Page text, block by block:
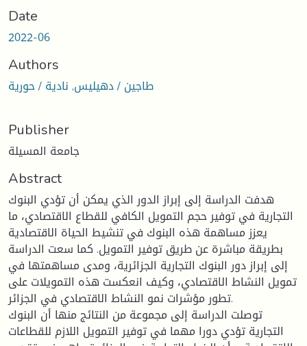
Date
2022-06
Authors
طاجين / دهيليس, نادية / حورية
Publisher
جامعة المسيلة
Abstract
هدفت الدراسة إلى إبراز الدور الذي يمكن أن تؤدي البنوك
التجارية في توفير حجم التمويل الكافي للقطاع الاقتصادي، ما
يعزز مساهمة هذه البنوك في تنشيط الحياة الاقتصادية
بطريقة مباشرة عن طريق توفير التمويل. كما سعت الدراسة
إلى إبراز دور البنوك التجارية الجزائرية، ومدى مساهمتها في
تمويل النشاط الاقتصادي، وكيف انعكست هذه التمويلات على
تطور مؤشرات نمو النشاط الاقتصادي في الجزائر.
توصلت الدراسة إلى مجموعة من النتائج منها أن البنوك
التجارية تؤدي دورا مهما في توفير التمويل اللازم للقطاعات